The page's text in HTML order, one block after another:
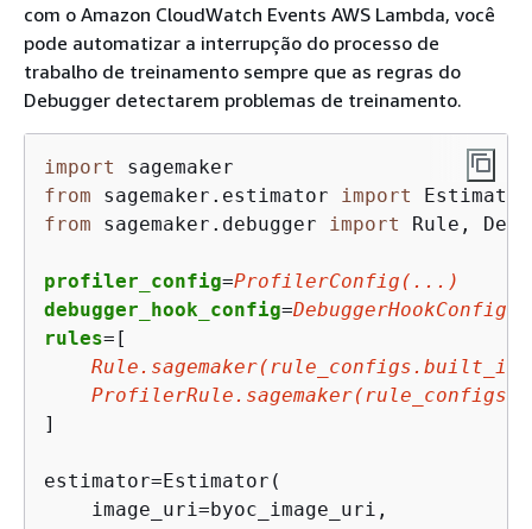
com o Amazon CloudWatch Events AWS Lambda, você
pode automatizar a interrupção do processo de
trabalho de treinamento sempre que as regras do
Debugger detectarem problemas de treinamento.
import
from sagemaker.estimator import
from sagemaker.debugger import Rule,
profiler_config=ProfilerConfig(...)
debugger_hook_config=
rules=[
]
estimator=Estimator(
    image_uri=byoc_image_uri,